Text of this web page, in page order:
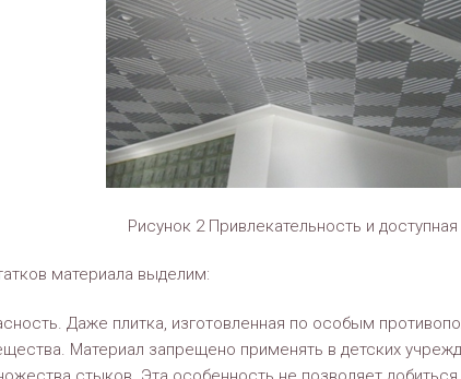
Рисунок 2 Привлекательность и
материала выделим:
Даже плитка, изготовленная по особым
Материал запрещено применять в детских